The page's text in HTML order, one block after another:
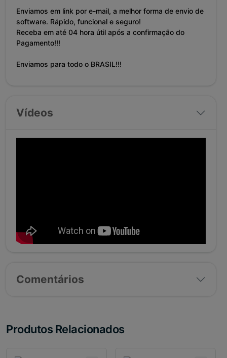
Enviamos em link por e-mail, a melhor forma de envio de
software. Rápido, funcional e seguro!
Receba em até 04 hora útil após a confirmação do
Pagamento!!!
Enviamos para todo o BRASIL!!!
Vídeos
Comentários
Produtos Relacionados